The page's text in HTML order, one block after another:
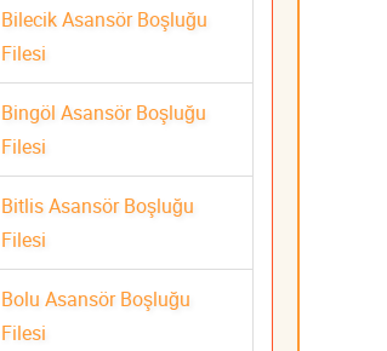
Bilecik Asansör Boşluğu
Filesi
Bingöl Asansör Boşluğu
Filesi
Bitlis Asansör Boşluğu
Filesi
Bolu Asansör Boşluğu
Filesi